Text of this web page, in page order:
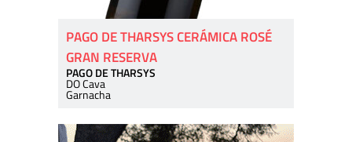
PAGO DE THARSYS CERÁMICA ROSÉ
GRAN RESERVA
PAGO DE THARSYS
DO Cava
Garnacha